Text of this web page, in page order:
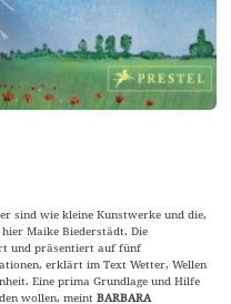
sind wie kleine Kunstwerke und die,
Maike Biederstädt. Die
und präsentiert auf fünf
erklärt im Text Wetter, Wellen
Eine prima Grundlage und Hilfe
wollen, meintBARBARA